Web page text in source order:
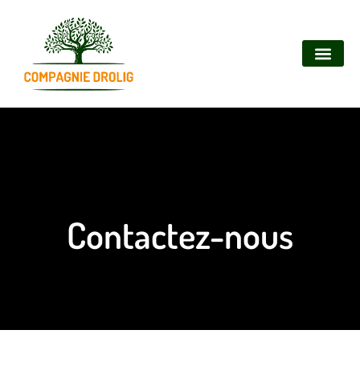
Contactez-nous